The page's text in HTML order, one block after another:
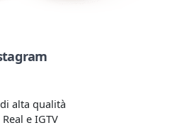
alta qualità
e IGTV